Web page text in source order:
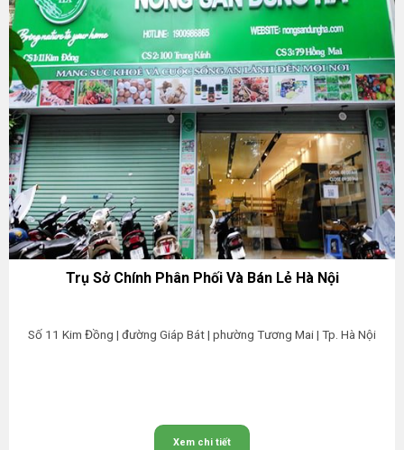
Trụ Sở Chính Phân Phối Và Bán Lẻ Hà Nội
Số 11 Kim Đồng | đường Giáp Bát | phường Tương Mai | Tp. Hà Nội
Xem chi tiết